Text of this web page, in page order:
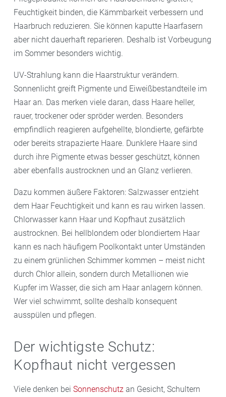
Feuchtigkeit binden, die Kämmbarkeit verbessern und
Haarbruch reduzieren. Sie können kaputte Haarfasern
aber nicht dauerhaft reparieren. Deshalb ist Vorbeugung
im Sommer besonders wichtig.
UV-Strahlung kann die Haarstruktur verändern.
Sonnenlicht greift Pigmente und Eiweißbestandteile im
Haar an. Das merken viele daran, dass Haare heller,
rauer, trockener oder spröder werden. Besonders
empfindlich reagieren aufgehellte, blondierte, gefärbte
oder bereits strapazierte Haare. Dunklere Haare sind
durch ihre Pigmente etwas besser geschützt, können
aber ebenfalls austrocknen und an Glanz verlieren.
Dazu kommen äußere Faktoren: Salzwasser entzieht
dem Haar Feuchtigkeit und kann es rau wirken lassen.
Chlorwasser kann Haar und Kopfhaut zusätzlich
austrocknen. Bei hellblondem oder blondiertem Haar
kann es nach häufigem Poolkontakt unter Umständen
zu einem grünlichen Schimmer kommen – meist nicht
durch Chlor allein, sondern durch Metallionen wie
Kupfer im Wasser, die sich am Haar anlagern können.
Wer viel schwimmt, sollte deshalb konsequent
ausspülen und pflegen.
Der wichtigste Schutz:
Kopfhaut nicht vergessen
Viele denken bei Sonnenschutz an Gesicht, Schultern